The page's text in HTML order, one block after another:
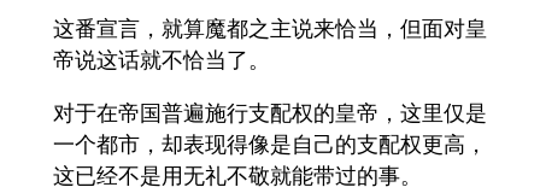
这番宣言，就算魔都之主说来恰当，但面对皇
帝说这话就不恰当了。
对于在帝国普遍施行支配权的皇帝，这里仅是
一个都市，却表现得像是自己的支配权更高，
这已经不是用无礼不敬就能带过的事。